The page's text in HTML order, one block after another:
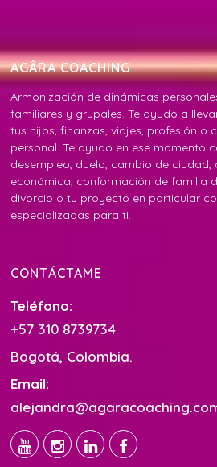
AGÂRA COACHING
Armonización de dinámicas
familiares y grupales. Te ayudo a
tus hijos, finanzas, viajes, profesión o
personal. Te ayudo en ese momento
desempleo, duelo, cambio de
económica, conformación de familia
divorcio o tu proyecto en particular
especializadas para ti.
CONTÁCTAME
Teléfono:
+57 310 8739734
Bogotá, Colombia.
Email: